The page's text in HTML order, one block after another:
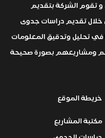
و تقوم الشركة بتقديم
خلال تقديم دراسات جدوى
تحليل وتدقيق المعلومات
ومشاريعهم بصورة صحيحة
خريطة الموقع
مكتبة المشاريع